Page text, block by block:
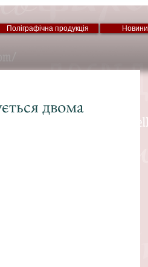
Поліграфічна продукція Новини
двома